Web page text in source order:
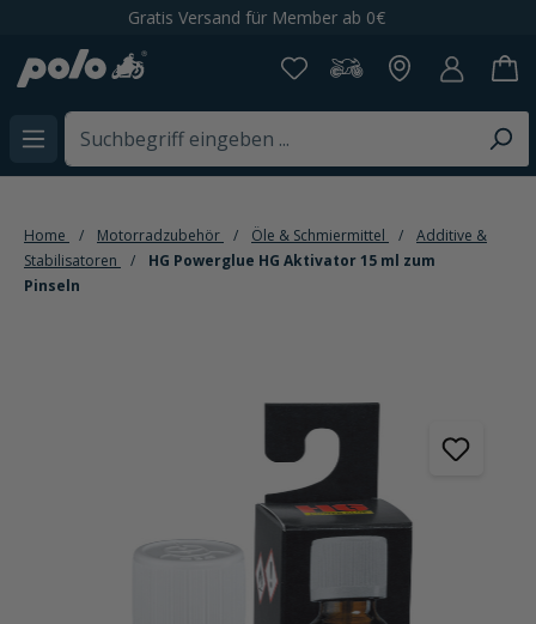
65.000+ Artikel bei POLO Motorrad
Home Motorradzubehör Öle & Schmiermittel
Additive &
Stabilisatoren
HG Powerglue HG Aktivator 15 ml zum
Pinseln